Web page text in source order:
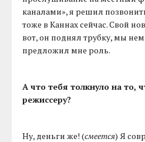
каналами», я решил
тоже в Каннах сейчас. Свой
вот, он поднял трубку, мы
предложил мне роль.
А что тебя толкнуло на то,
режиссеру?
Ну, деньги же! (смеется) Я